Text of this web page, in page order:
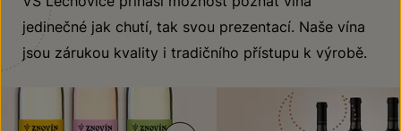
jedinečné jak chutí, tak svou prezentací. Naše vína
jsou zárukou kvality i tradičního přístupu k výrobě.